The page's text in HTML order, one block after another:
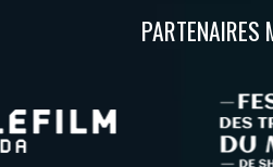
PARTENAIRES